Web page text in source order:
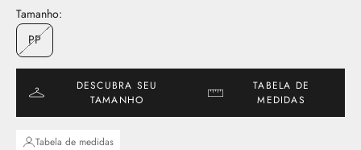
Tamanho:
PP
DESCUBRA SEU
TAMANHO
TABELA DE
MEDIDAS
Tabela de medidas